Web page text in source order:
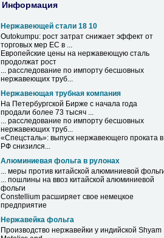
Информация
Нержавеющей стали 18 10
Outokumpu: рост затрат снижает эффект от
торговых мер ЕС в ...
Европейские цены на нержавеющую сталь
продолжат рост
... расследование по импорту бесшовных
нержавеющих труб...
Нержавеющая трубная компания
На Петербургской Бирже с начала года
продали более 73 тысяч ...
... расследование по импорту бесшовных
нержавеющих труб...
«Спецсталь»: выпуск нержавеющего проката в
РФ снизился...
Алюминиевая фольга в рулонах
... меры против китайской алюминиевой
... пошлины на ввоз китайской алюминиевой
фольги
Constellium расширяет свое немецкое
предприятие
Нержавейка фольга
Производство нержавейки у индийской Shyam